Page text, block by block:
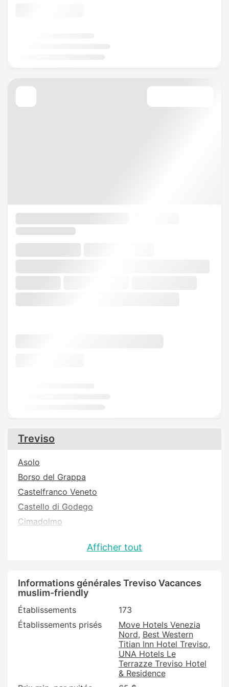
Treviso
Asolo
Borso del Grappa
Castelfranco Veneto
Castello di Godego
Cimadolmo
Follina
Giavera del Montello
Gorgo al Monticano
Istrana
Mogliano Veneto
Afficher tout
Informations générales Treviso Vacances
muslim-friendly
Établissements
173
Établissements prisés
Move Hotels Venezia
Nord Best Western
Titian Inn Hotel Treviso
UNA Hotels Le
Terrazze Treviso Hotel
& Residence